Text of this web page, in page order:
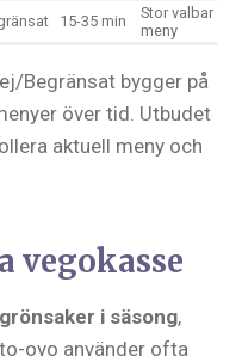
15-35 min
Stor valbar
meny
Begränsat bygger på
över tid. Utbudet
aktuell meny och
vegokasse
grönsaker i säsong,
ovo använder ofta